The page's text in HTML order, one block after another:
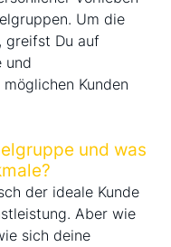
Um die
greifst Du auf
und
Kunden
und was
der ideale Kunde
Aber wie
sich deine